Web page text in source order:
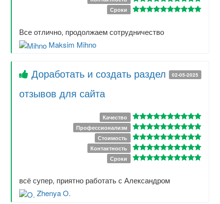
Сроки
Все отлично, продолжаем сотрудничество
Maksim Mihno
02-05-2025
Доработать и создать раздел
отзывов для сайта
Качество
Профессионализм
Стоимость
Контактность
Сроки
всё супер, приятно работать с Александром
Zhenya O.